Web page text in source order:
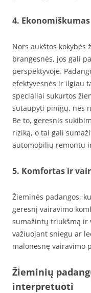
4. Ekonomiškumas
Nors aukštos kokybės
brangesnės, jos gali
perspektyvoje.
efektyvesnės ir ilgiau
specialiai sukurtos
sutaupyti pinigų, nes
Be to, geresnis
riziką, o tai gali
automobilių remontu
5. Komfortas ir
Žieminės padangos,
geresnį vairavimo
sumažintų triukšmą ir
važiuojant sniegu ar
malonesnę vairavimo
Žieminių
interpretuoti